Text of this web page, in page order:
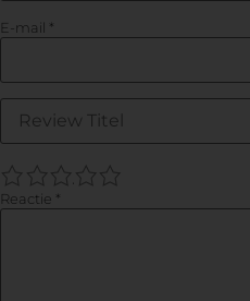
E-mail *
5
4
3
2
Reactie *